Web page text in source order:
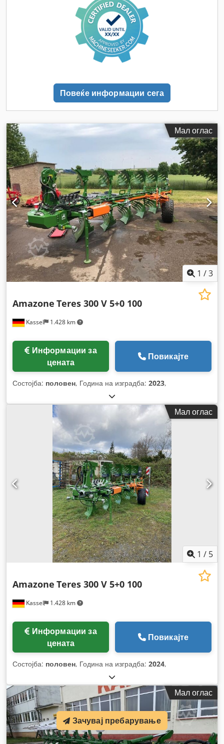
Повеќе информации сега
Мал оглас
1 /3
Kassel 1.428 km
Amazone Teres 300 V 5+0 100
цената
Повикајте
Состојба: половен, Година на изградба: 2023,
Мал оглас
1 / 5
Kassel 1.428 km
Amazone Teres 300 V 5+0 100
цената
Повикајте
Состојба: половен, Година на изградба: 2024,
Мал оглас
Зачувај пребарување